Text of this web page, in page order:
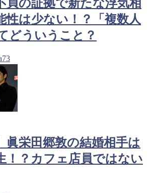
貞の証拠で新たな浮気相
性は少ない！？「複数人
どういうこと？
眞栄田郷敦の結婚相手は
！？カフェ店員ではない